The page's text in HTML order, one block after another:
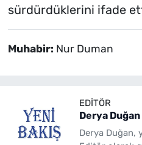
sürdürdüklerini ifade
Muhabir: Nur Duman
EDITÖR
Derya Duğan
Derya Duğan,